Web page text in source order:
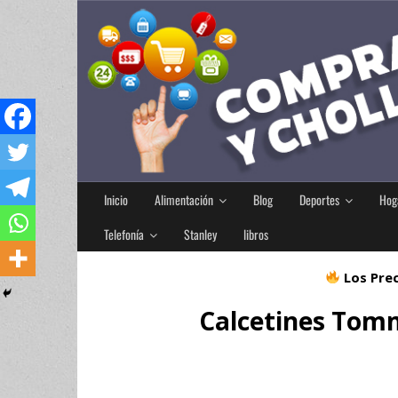
Inicio Alimentación Blog Deportes
Telefonía
Stanley libros
Los
Calcetines